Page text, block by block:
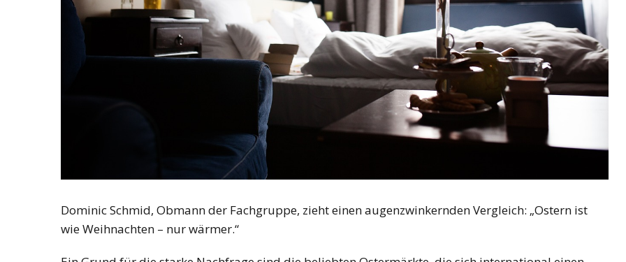
Dominic Schmid, Obmann der Fachgruppe, zieht einen augenzwinkernden Vergleich: „Ostern ist
wie Weihnachten – nur wärmer.“